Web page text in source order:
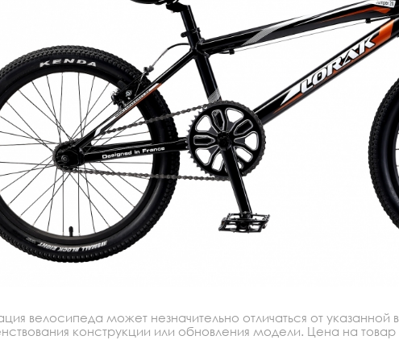
велосипеда может незначительно отличаться от указанной
конструкции или обновления модели. Цена на товар